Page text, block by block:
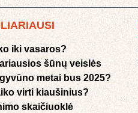
iki vasaros?
šūnų veislės
metai bus 2025?
virti kiaušinius?
skaičiuoklė​